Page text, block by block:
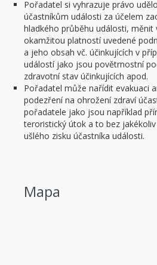
Pořadatel si vyhrazuje právo
účastníkům události za účelem
hladkého průběhu události, měnit
okamžitou platností uvedené
a jeho obsah vč. účinkujících v
událostí jako jsou povětrnostní
zdravotní stav účinkujících apod.
Pořadatel může nařídit evakuaci
podezření na ohrožení zdraví
pořadatele jako jsou například
teroristický útok a to bez
ušlého zisku účastníka události.
Mapa